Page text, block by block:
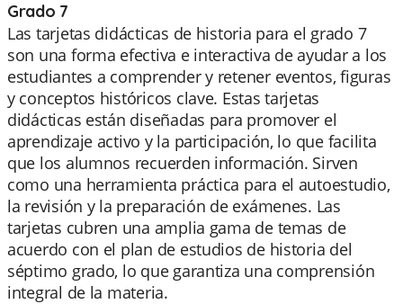
Grado 7
Las tarjetas didácticas de historia para el grado 7
son una forma efectiva e interactiva de ayudar a los
estudiantes a comprender y retener eventos, figuras
y conceptos históricos clave. Estas tarjetas
didácticas están diseñadas para promover el
aprendizaje activo y la participación, lo que facilita
que los alumnos recuerden información. Sirven
como una herramienta práctica para el autoestudio,
la revisión y la preparación de exámenes. Las
tarjetas cubren una amplia gama de temas de
acuerdo con el plan de estudios de historia del
séptimo grado, lo que garantiza una comprensión
integral de la materia.